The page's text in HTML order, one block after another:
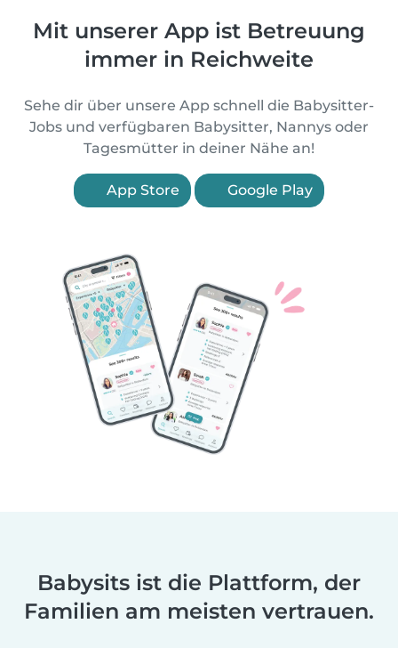
Mit unserer App ist Betreuung
immer in Reichweite
Sehe dir über unsere App schnell die Babysitter-
Jobs und verfügbaren Babysitter, Nannys oder
Tagesmütter in deiner Nähe an!
App Store Google Play
Babysits ist die Plattform, der
Familien am meisten vertrauen.